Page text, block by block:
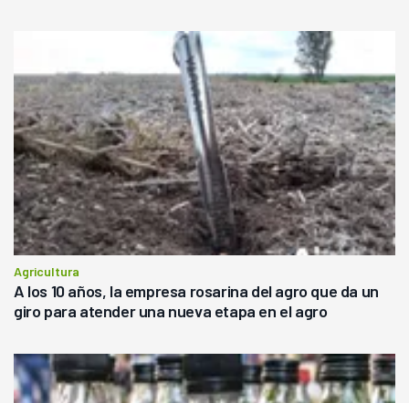
Agricultura
A los 10 años, la empresa rosarina del agro que da un
giro para atender una nueva etapa en el agro